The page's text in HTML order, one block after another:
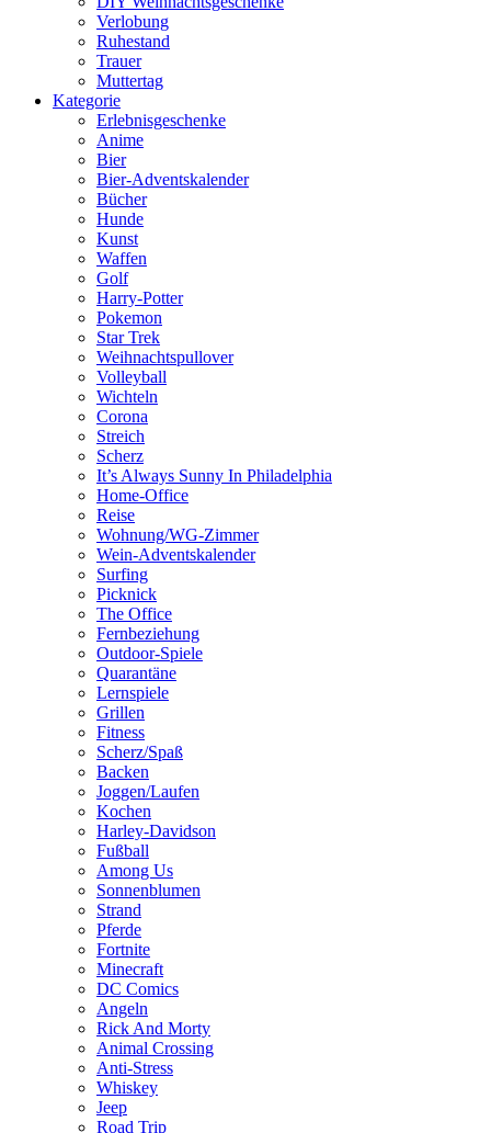
Verlobung
Ruhestand
Trauer
Muttertag
Kategorie
Erlebnisgeschenke
Anime
Bier
Bier-Adventskalender
Bücher
Hunde
Kunst
Waffen
Golf
Harry-Potter
Pokemon
Star Trek
Weihnachtspullover
Volleyball
Wichteln
Corona
Streich
Scherz
It’s Always Sunny In Philadelphia
Home-Office
Reise
Wohnung/WG-Zimmer
Wein-Adventskalender
Surfing
Picknick
The Office
Fernbeziehung
Outdoor-Spiele
Quarantäne
Lernspiele
Grillen
Fitness
Scherz/Spaß
Backen
Joggen/Laufen
Kochen
Harley-Davidson
Fußball
Among Us
Sonnenblumen
Strand
Pferde
Fortnite
Minecraft
DC Comics
Angeln
Rick And Morty
Animal Crossing
Anti-Stress
Whiskey
Jeep
Road Trip